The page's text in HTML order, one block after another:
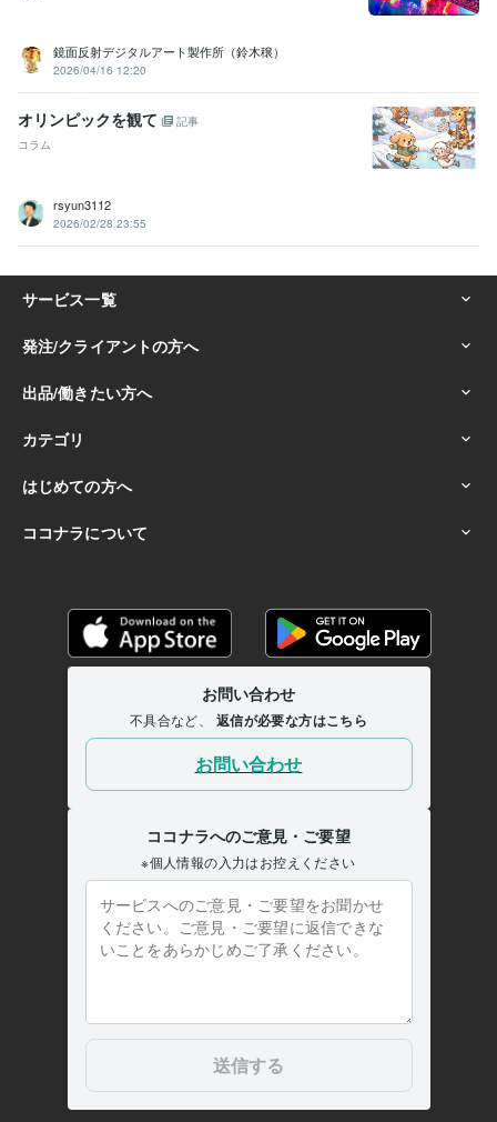
鏡面反射デジタルアート製作所（鈴木穣）
2026/04/16 12:20
オリンピックを観て
記事
コラム
rsyun3112
2026/02/28 23:55